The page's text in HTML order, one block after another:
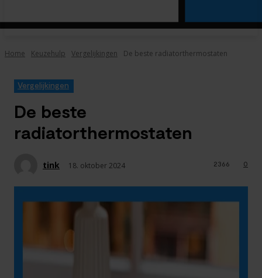
Home Keuzehulp Vergelijkingen De beste radiatorthermostaten
Vergelijkingen
De beste
radiatorthermostaten
tink 18. oktober 2024 0
2366